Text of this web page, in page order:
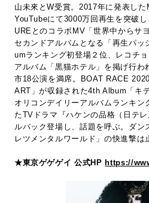
山未來とW受賞。2017年に発表し
YouTubeにて3000万回再生を突破
UREとのコラボMV「世界中からサ
セカンドアルバムとなる「再生パ
umランキング初登場２位、レコチ
アルバム「黒猫ホテル」を掲げ行
市18公演を満席。BOAT RACE
ART」が収録された4th Album「キ
オリコンデイリーアルバムランキン
たTVドラマ『ハケンの品格（日テ
ルバック登場し、話題を呼ぶ。ダン
レツメンタルワールド」の快進撃は
★東京ゲゲゲイ 公式HP https://